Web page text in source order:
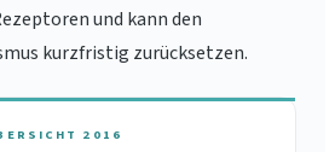
und kann den
kurzfristig zurücksetzen.
2016